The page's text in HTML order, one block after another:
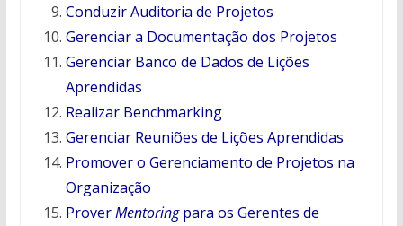
Conduzir Auditoria de Projetos
Gerenciar a Documentação dos Projetos
Gerenciar Banco de Dados de Lições
Aprendidas
Realizar Benchmarking
Gerenciar Reuniões de Lições Aprendidas
Promover o Gerenciamento de Projetos na
Organização
ProverMentoringpara os Gerentes de